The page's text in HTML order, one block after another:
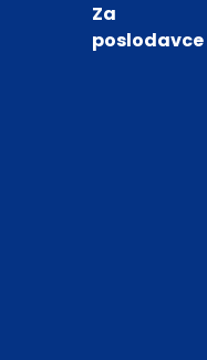
Za
poslodavce